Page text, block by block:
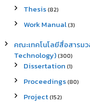
Thesis(82)
Work Manual(3)
คณะเทคโนโลยีสื่อสารม
Technology)(300)
Dissertation (1)
Proceedings(80)
Project(152)